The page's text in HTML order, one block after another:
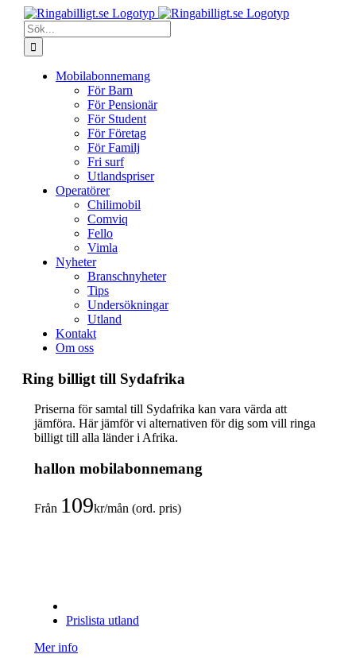
Fortsätt
innehållet
Sök
efter:
Mobilabonnemang
För Barn
För Pensionär
För Student
För Företag
För Familj
Fri surf
Utlandspriser
Operatörer
Chilimobil
Comviq
Fello
Vimla
Nyheter
Branschnyheter
Tips
Undersökningar
Utland
Kontakt
Om oss
Ring billigt till Sydafrika
Priserna för samtal till Sydafrika kan vara värda att
jämföra. Här jämför vi alternativen för dig som vill ringa
billigt till alla länder i Afrika.
hallon mobilabonnemang
Från 109kr/mån (ord. pris)
Prislista utland
Mer info